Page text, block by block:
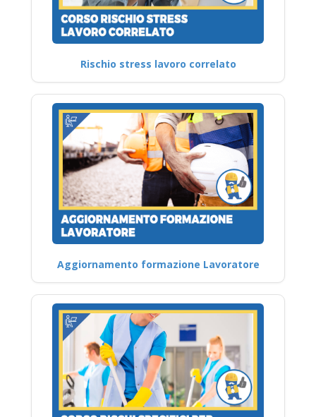
Rischio stress lavoro correlato
Aggiornamento formazione Lavoratore